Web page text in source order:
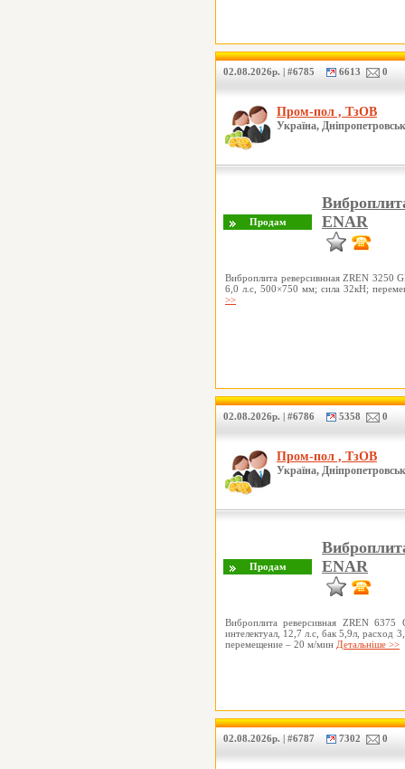
02.08.2026р. | #6785 6613 0
Пром-пол , ТзОВ
Україна,
ENAR
Виброплита реверсивнная ZREN 3250
6,0 л.с, 500×750 мм; сила 32кН;
>>
02.08.2026р. | #6786 5358 0
Пром-пол , ТзОВ
Україна,
ENAR
Виброплита реверсивная ZREN
интелектуал, 12,7 л.с, бак 5,9л, расход
перемещение – 20 м/мин Детальніше >>
02.08.2026р. | #6787 7302 0